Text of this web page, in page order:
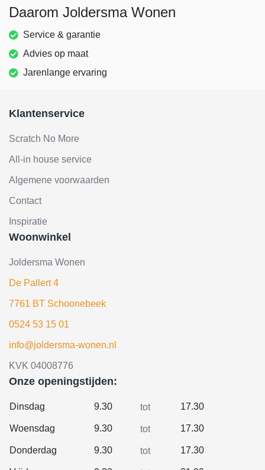
Daarom Joldersma Wonen
Service & garantie
Advies op maat
Jarenlange ervaring
Klantenservice
Scratch No More
All-in house service
Algemene voorwaarden
Contact
Inspiratie
Woonwinkel
Joldersma Wonen
De Pallert 4
7761 BT Schoonebeek
0524 53 15 01
info@joldersma-wonen.nl
KVK 04008776
Onze openingstijden:
Dinsdag 9.30 tot 17.30
Woensdag 9.30 tot 17.30
Donderdag 9.30 tot 17.30